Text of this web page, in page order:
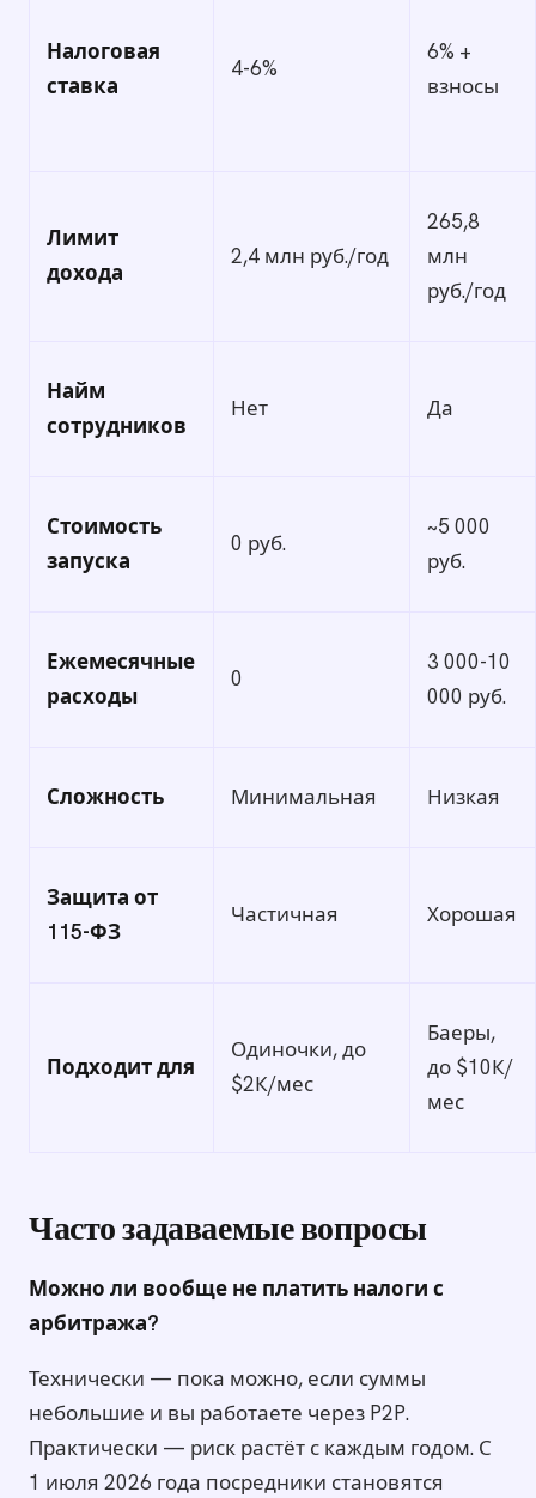
Налоговая
ставка
4-6%
6% +
взносы
Лимит
дохода
2,4 млн руб./год
265,8
млн
руб./год
Найм
сотрудников
Нет Да
Стоимость
запуска
0 руб.
~5 000
руб.
Ежемесячные
расходы
0
3 000-10
000 руб.
Сложность Минимальная Низкая
Защита от
115-ФЗ
Частичная Хорошая
Подходит для
Одиночки, до
$2К/мес
Баеры,
до $10К/
мес
Часто задаваемые вопросы
Можно ли вообще не платить налоги с
арбитража?
Технически — пока можно, если суммы
небольшие и вы работаете через P2P.
Практически — риск растёт с каждым годом. С
1 июля 2026 года посредники становятся